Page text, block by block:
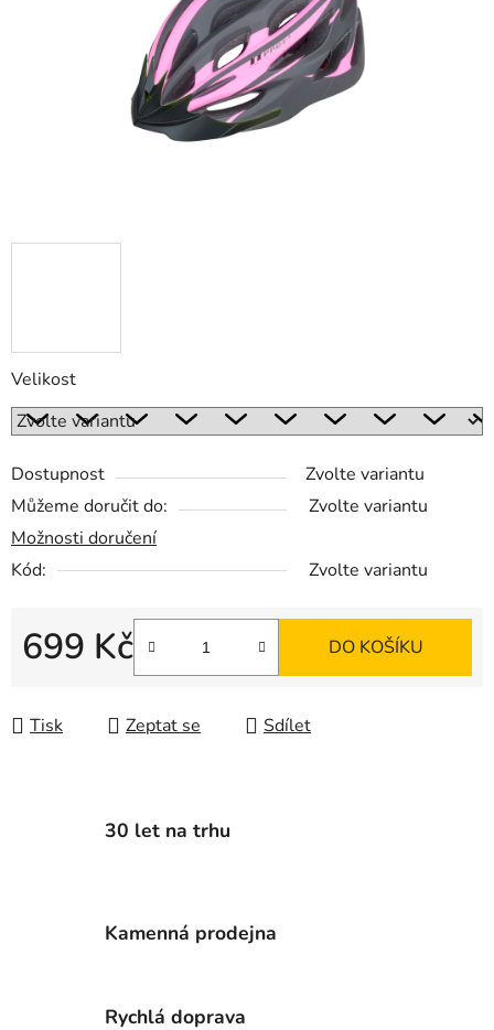
Velikost
Dostupnost
Zvolte variantu
Můžeme doručit do:
Zvolte variantu
Možnosti doručení
Kód:
Zvolte variantu
699 Kč DO KOŠÍKU
Tisk Zeptat se Sdílet
30 let na trhu
Kamenná prodejna
Rychlá doprava